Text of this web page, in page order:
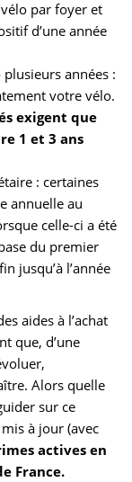
par foyer et
d’une année
plusieurs années :
votre vélo.
exigent que
1 et 3 ans
: certaines
annuelle au
celle-ci a été
du premier
jusqu’à l’année
aides à l’achat
que, d’une
Alors quelle
sur ce
à jour (avec
actives en
France.